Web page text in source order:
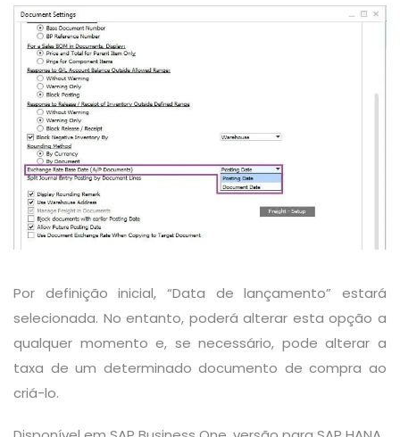
Por definição inicial, “Data de lançamento” estará
selecionada. No entanto, poderá alterar esta opção a
qualquer momento e, se necessário, pode alterar a
taxa de um determinado documento de compra ao
criá-lo.